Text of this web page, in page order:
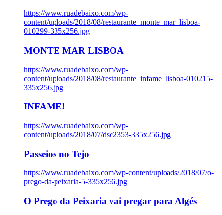
https://www.ruadebaixo.com/wp-
content/uploads/2018/08/restaurante_monte_mar_lisboa-
010299-335x256.jpg
MONTE MAR LISBOA
https://www.ruadebaixo.com/wp-
content/uploads/2018/08/restaurante_infame_lisboa-010215-
335x256.jpg
INFAME!
https://www.ruadebaixo.com/wp-
content/uploads/2018/07/dsc2353-335x256.jpg
Passeios no Tejo
https://www.ruadebaixo.com/wp-content/uploads/2018/07/o-
prego-da-peixaria-5-335x256.jpg
O Prego da Peixaria vai pregar para Algés